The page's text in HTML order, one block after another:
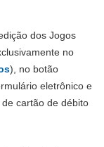
dos Jogos
no
), no botão
eletrônico e
cartão de débito